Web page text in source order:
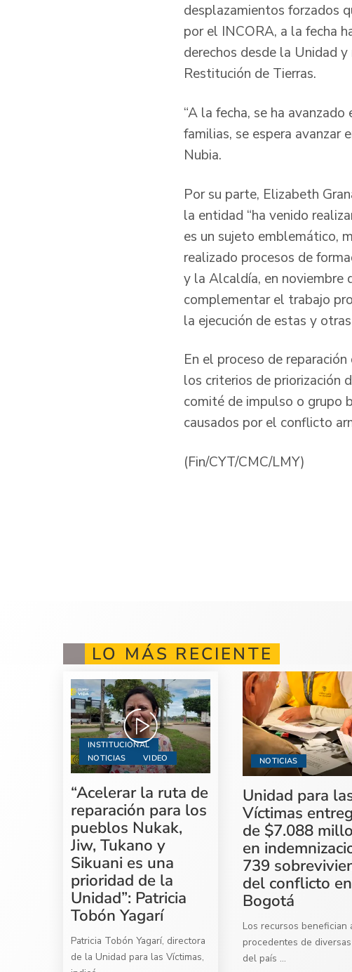
desplazamientos forzados
por el INCORA, a la fecha
derechos desde la Unidad
Restitución de Tierras.
“A la fecha, se ha
familias, se espera avanzar
Nubia.
Por su parte, Elizabeth
la entidad “ha venido
es un sujeto emblemático,
realizado procesos de
y la Alcaldía, en noviembre
complementar el trabajo
la ejecución de estas y
En el proceso de
los criterios de priorización
comité de impulso o grupo
causados por el conflicto
(Fin/CYT/CMC/LMY)
LO MÁS RECIENTE
INSTITUCIONAL
NOTICIAS
VIDEO
“Acelerar la ruta de
reparación para los
pueblos Nukak,
Jiw, Tukano y
Sikuani es una
prioridad de la
Unidad”: Patricia
Tobón Yagarí
Patricia Tobón Yagarí, directora
de la Unidad para las Víctimas,
NOTICIAS
Unidad para
Víctimas
de $7.088
en
739
del conflicto en
Bogotá
Los recursos benefician
procedentes de
del país ...